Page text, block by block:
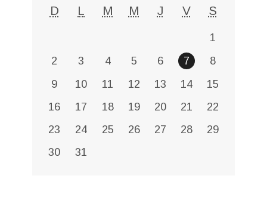
D L M M J V S
1
2
3 4 5 6 7
8
9
10 11 12 13 14
15
16
17 18 19 20 21
22
23
24 25 26 27 28
29
30
31